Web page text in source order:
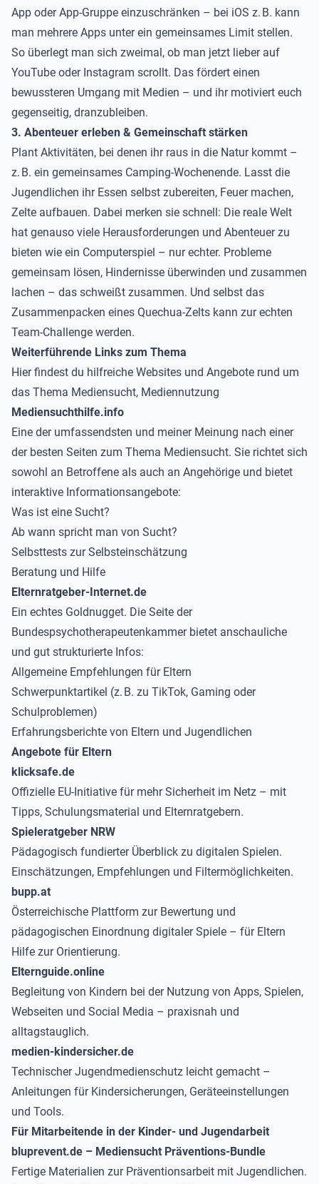
App oder App-Gruppe einzuschränken – bei iOS z. B. kann
man mehrere Apps unter ein gemeinsames Limit stellen.
So überlegt man sich zweimal, ob man jetzt lieber auf
YouTube oder Instagram scrollt. Das fördert einen
bewussteren Umgang mit Medien – und ihr motiviert euch
gegenseitig, dranzubleiben.
3. Abenteuer erleben & Gemeinschaft stärken
Plant Aktivitäten, bei denen ihr raus in die Natur kommt –
z. B. ein gemeinsames Camping-Wochenende. Lasst die
Jugendlichen ihr Essen selbst zubereiten, Feuer machen,
Zelte aufbauen. Dabei merken sie schnell: Die reale Welt
hat genauso viele Herausforderungen und Abenteuer zu
bieten wie ein Computerspiel – nur echter. Probleme
gemeinsam lösen, Hindernisse überwinden und zusammen
lachen – das schweißt zusammen. Und selbst das
Zusammenpacken eines Quechua-Zelts kann zur echten
Team-Challenge werden.
Weiterführende Links zum Thema
Hier findest du hilfreiche Websites und Angebote rund um
das Thema Mediensucht, Mediennutzung
Mediensuchthilfe.info
Eine der umfassendsten und meiner Meinung nach einer
der besten Seiten zum Thema Mediensucht. Sie richtet sich
sowohl an Betroffene als auch an Angehörige und bietet
interaktive Informationsangebote:
Was ist eine Sucht?
Ab wann spricht man von Sucht?
Selbsttests zur Selbsteinschätzung
Beratung und Hilfe
Elternratgeber-Internet.de
Ein echtes Goldnugget. Die Seite der
Bundespsychotherapeutenkammer bietet anschauliche
und gut strukturierte Infos:
Allgemeine Empfehlungen für Eltern
Schwerpunktartikel (z. B. zu TikTok, Gaming oder
Schulproblemen)
Erfahrungsberichte von Eltern und Jugendlichen
Angebote für Eltern
klicksafe.de
Offizielle EU-Initiative für mehr Sicherheit im Netz – mit
Tipps, Schulungsmaterial und Elternratgebern.
Spieleratgeber NRW
Pädagogisch fundierter Überblick zu digitalen Spielen.
Einschätzungen, Empfehlungen und Filtermöglichkeiten.
bupp.at
Österreichische Plattform zur Bewertung und
pädagogischen Einordnung digitaler Spiele – für Eltern
Hilfe zur Orientierung.
Elternguide.online
Begleitung von Kindern bei der Nutzung von Apps, Spielen,
Webseiten und Social Media – praxisnah und
alltagstauglich.
medien-kindersicher.de
Technischer Jugendmedienschutz leicht gemacht –
Anleitungen für Kindersicherungen, Geräteeinstellungen
und Tools.
Für Mitarbeitende in der Kinder- und Jugendarbeit
bluprevent.de – Mediensucht Präventions-Bundle
Fertige Materialien zur Präventionsarbeit mit Jugendlichen.